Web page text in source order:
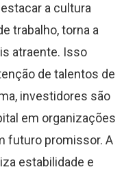
a cultura
trabalho, torna a
atraente. Isso
de talentos de
investidores são
em organizações
futuro promissor. A
estabilidade e